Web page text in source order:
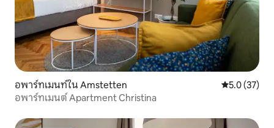
อพาร์ทเมนท์ใน Amstetten คะแนนเฉลี่ย
5.0 (37)
อพาร์ทเมนต์ Apartment Christina